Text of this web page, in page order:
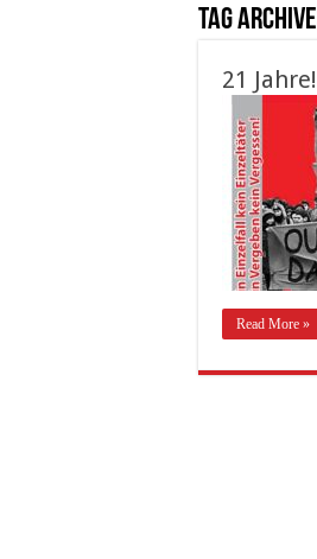
Tag
21
Read More »